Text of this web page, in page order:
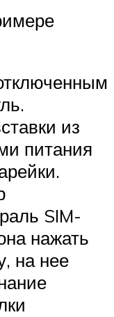
из
питания
SIM-
нажать
на нее